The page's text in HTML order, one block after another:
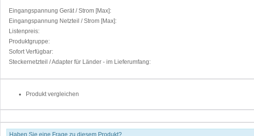
Eingangspannung Gerät / Strom [Max]:
Eingangspannung Netzteil / Strom [Max]:
Listenpreis:
Produktgruppe:
Sofort Verfügbar:
Steckernetzteil / Adapter für Länder - im Lieferumfang:
Produkt vergleichen
Haben Sie eine Frage zu diesem Produkt?